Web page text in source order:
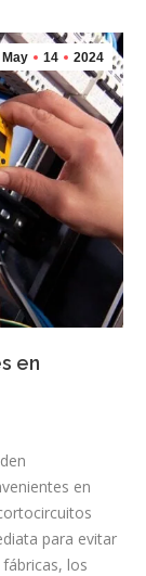
May 14 2024
en
en
para evitar
los